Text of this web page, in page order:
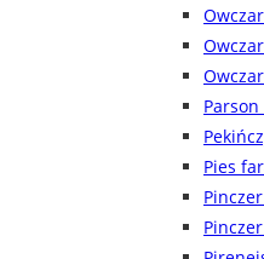
Pies